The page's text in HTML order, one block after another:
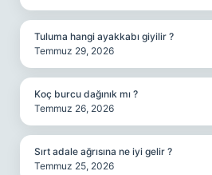
Tuluma hangi ayakkabı giyilir ?
Temmuz 29, 2026
Koç burcu dağınık mı ?
Temmuz 26, 2026
Sırt adale ağrısına ne iyi gelir ?
Temmuz 25, 2026